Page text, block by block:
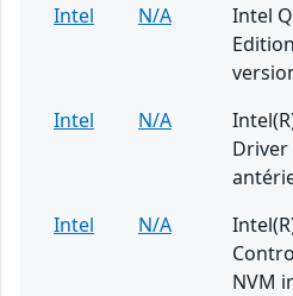
Intel
N/A
Intel
Intel
N/A
Driver
Intel
N/A
NVM